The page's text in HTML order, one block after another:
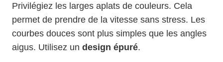
Privilégiez les larges aplats de couleurs. Cela
permet de prendre de la vitesse sans stress. Les
courbes douces sont plus simples que les angles
aigus. Utilisez un design épuré.